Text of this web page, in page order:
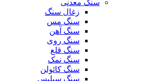
سنگ معدنی
زغال سنگ
سنگ مس
سنگ آهن
سنگ روی
سنگ قلع
سنگ نمک
سنگ کائولن
سنگ سیلیس